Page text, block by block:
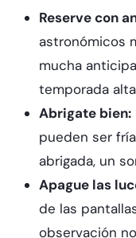
Reserve con
astronómicos
mucha
temporada
Abrigate bien:
pueden ser
abrigada, un
Apague las
de las
observación